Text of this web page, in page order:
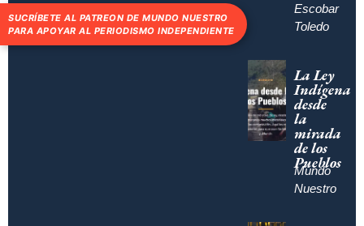
Escobar
Toledo
La Ley
Indígena
desde
la
mirada
de los
Pueblos
Mundo
Nuestro
SUCRÍBETE AL PATREON DE MUNDO NUESTRO
PARA APOYAR AL PERIODISMO INDEPENDIENTE